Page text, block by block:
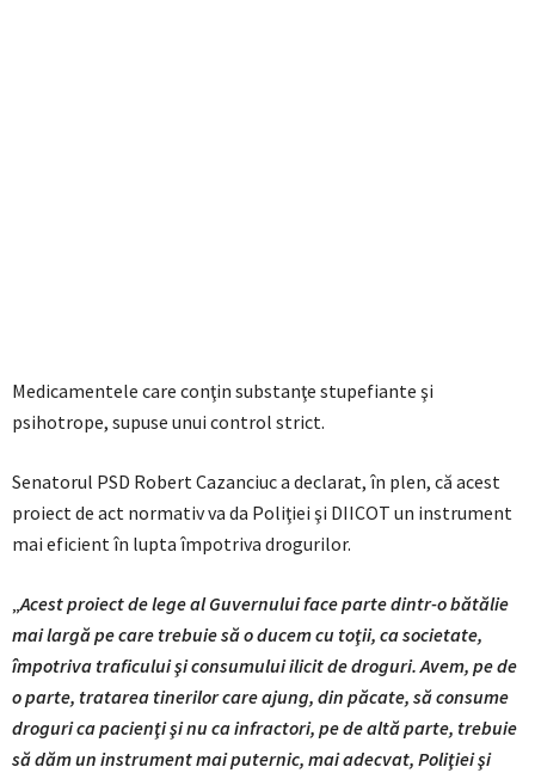
Medicamentele care conţin substanţe stupefiante şi
psihotrope, supuse unui control strict.
Senatorul PSD Robert Cazanciuc a declarat, în plen, că acest
proiect de act normativ va da Poliţiei şi DIICOT un instrument
mai eficient în lupta împotriva drogurilor.
„Acest proiect de lege al Guvernului face parte dintr-o bătălie
mai largă pe care trebuie să o ducem cu toţii, ca societate,
împotriva traficului şi consumului ilicit de droguri. Avem, pe de
o parte, tratarea tinerilor care ajung, din păcate, să consume
droguri ca pacienţi şi nu ca infractori, pe de altă parte, trebuie
să dăm un instrument mai puternic, mai adecvat, Poliţiei şi